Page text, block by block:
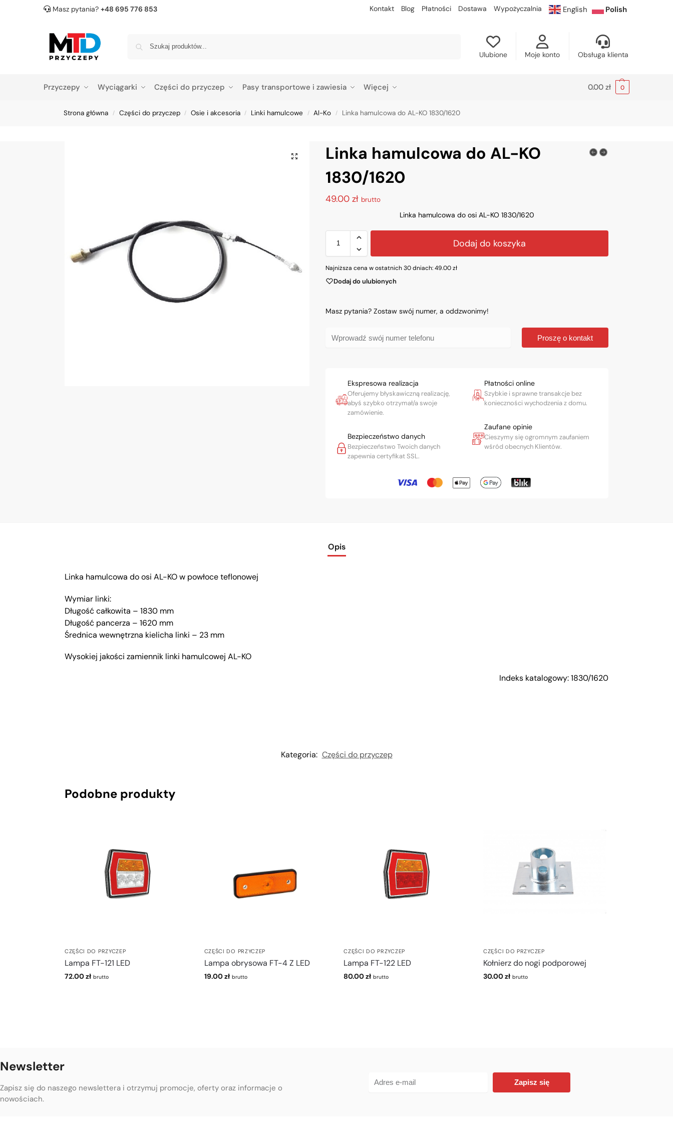
Masz pytania? +48 695 776 853 Kontakt Blog Płatności Dostawa Wypożyczalnia English Polish
Ulubione Moje konto Obsługa klienta
Przyczepy Wyciągarki Części do przyczep Pasy transportowe i zawiesia Więcej 0.00 zł 0
Strona główna / Części do przyczep / Osie i akcesoria / Linki hamulcowe / Al-Ko / Linka hamulcowa do AL-KO 1830/1620
Linka hamulcowa do AL-KO
1830/1620
49.00zł brutto
Linka hamulcowa do osi AL-KO 1830/1620
Dodaj do koszyka
Najniższa cena w ostatnich 30 dniach:49.00zł
Dodaj do ulubionych
Masz pytania? Zostaw swój numer, a oddzwonimy!
Proszę o kontakt
Ekspresowa realizacja
Oferujemy błyskawiczną realizację,
abyś szybko otrzymał/a swoje
zamówienie.
Bezpieczeństwo danych
Bezpieczeństwo Twoich danych
zapewnia certyfikat SSL.
Płatności online
Szybkie i sprawne transakcje bez
konieczności wychodzenia z domu.
Zaufane opinie
Cieszymy się ogromnym zaufaniem
wśród obecnych Klientów.
Opis
Linka hamulcowa do osi AL-KO w powłoce teflonowej
Wymiar linki:
Długość całkowita – 1830 mm
Długość pancerza – 1620 mm
Średnica wewnętrzna kielicha linki – 23 mm
Wysokiej jakości zamiennik linki hamulcowej AL-KO
Indeks katalogowy: 1830/1620
Kategoria: Części do przyczep
Podobne produkty
CZĘŚCI DO PRZYCZEP
Lampa FT-121 LED
72.00zł brutto
CZĘŚCI DO PRZYCZEP
Lampa obrysowa FT-4 Z LED
19.00zł brutto
CZĘŚCI DO PRZYCZEP
Lampa FT-122 LED
80.00zł brutto
CZĘŚCI DO PRZYCZEP
Kołnierz do nogi podporowej
30.00zł brutto
Newsletter
Zapisz się do naszego newslettera i otrzymuj promocje, oferty oraz informacje o
nowościach.
Zapisz się